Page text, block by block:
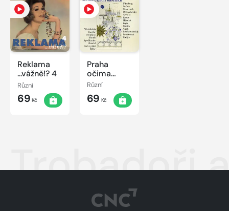
Reklama
...vážně!? 4
Různí
69 Kč
Praha
očima
cizích
básníků
Různí
69 Kč
Trobadoři